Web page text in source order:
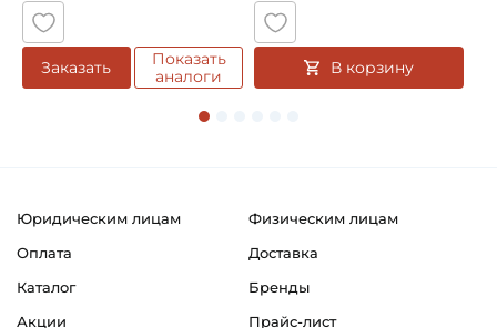
Классификация завода - производителя:
Тип UKF200
Заказать
Показать
аналоги
В корзину
Юридическим лицам
Физическим лицам
Оплата
Доставка
Каталог
Бренды
Акции
Прайс-лист